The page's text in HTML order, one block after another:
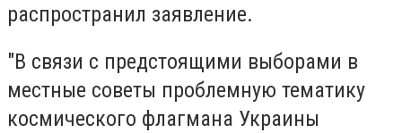
распространил заявление.
"В связи с предстоящими выборами в
местные советы проблемную тематику
космического флагмана Украины